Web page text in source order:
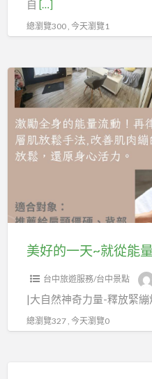
Spa
始
歡
迎
來
到
緹
薇
館
自 […]
總瀏覽300 , 今天瀏覽1
美
好
一
天
從
能
台中旅遊服務/台中景點
|大自然神奇力量-釋放緊繃
總瀏覽327 , 今天瀏覽0